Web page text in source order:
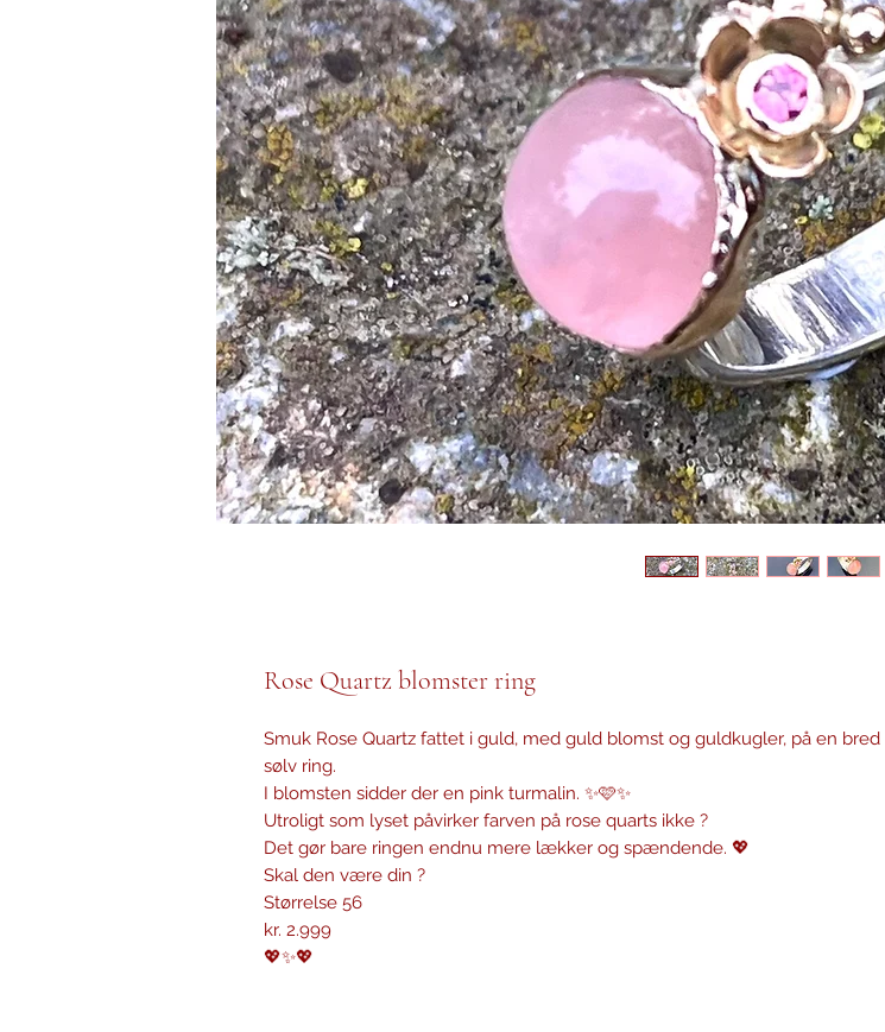
Rose Quartz blomster ring
Smuk Rose Quartz fattet i guld, med guld blomst og guldkugler, på en bred
sølv ring.
I blomsten sidder der en pink turmalin. ✨🩷✨
Utroligt som lyset påvirker farven på rose quarts ikke ?
Det gør bare ringen endnu mere lækker og spændende. 💖
Skal den være din ?
Størrelse 56
kr. 2.999
💖✨💖